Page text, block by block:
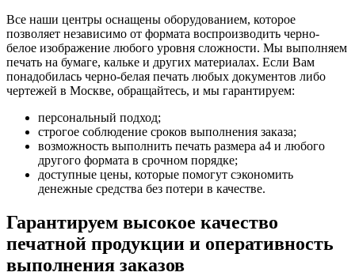
Все наши центры оснащены оборудованием, которое
позволяет независимо от формата воспроизводить черно-
белое изображение любого уровня сложности. Мы выполняем
печать на бумаге, кальке и других материалах. Если Вам
понадобилась черно-белая печать любых документов либо
чертежей в Москве, обращайтесь, и мы гарантируем:
персональный подход;
строгое соблюдение сроков выполнения заказа;
возможность выполнить печать размера a4 и любого
другого формата в срочном порядке;
доступные цены, которые помогут сэкономить
денежные средства без потери в качестве.
Гарантируем высокое качество
печатной продукции и оперативность
выполнения заказов